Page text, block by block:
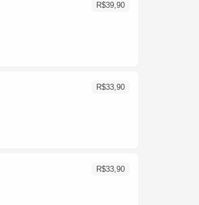
R$39,90
R$33,90
R$33,90